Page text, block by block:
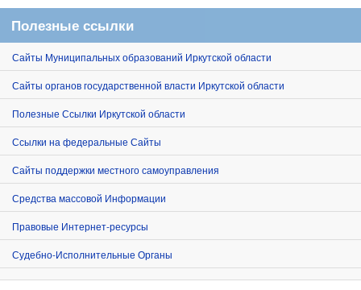
Полезные ссылки
Сайты Муниципальных образований Иркутской области
Сайты органов государственной власти Иркутской области
Полезные Ссылки Иркутской области
Ссылки на федеральные Сайты
Сайты поддержки местного самоуправления
Средства массовой Информации
Правовые Интернет-ресурсы
Судебно-Исполнительные Органы